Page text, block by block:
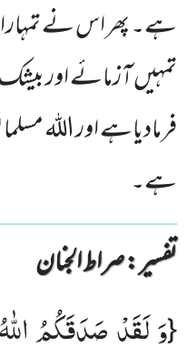
ہے۔ پھر اس نے تمہارا
تمہیں آزمائے اور
فرمادیاہے اور اللہ
ہے۔
تفسیر : ‎صراط الجنان
{وَ لَقَدْ صَدَقَكُمُ